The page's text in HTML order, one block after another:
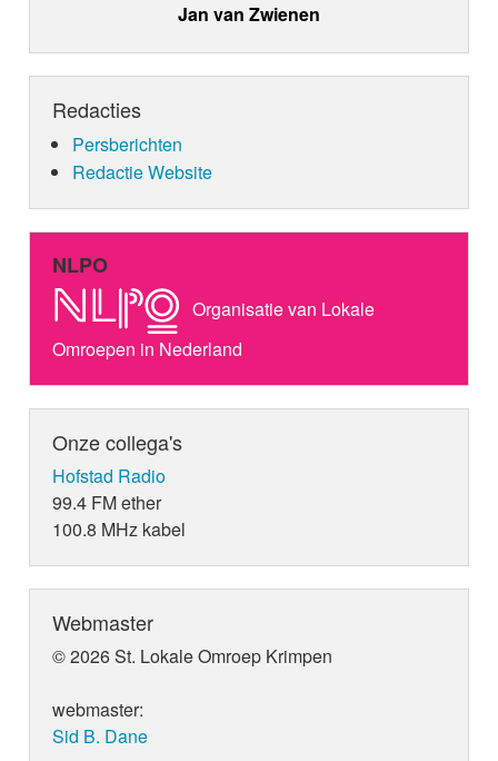
Jan van Zwienen
Redacties
Persberichten
Redactie Website
NLPO
Organisatie van Lokale
Omroepen in Nederland
Onze collega's
Hofstad Radio
99.4 FM ether
100.8 MHz kabel
Webmaster
© 2026 St. Lokale Omroep Krimpen
webmaster:
Sid B. Dane